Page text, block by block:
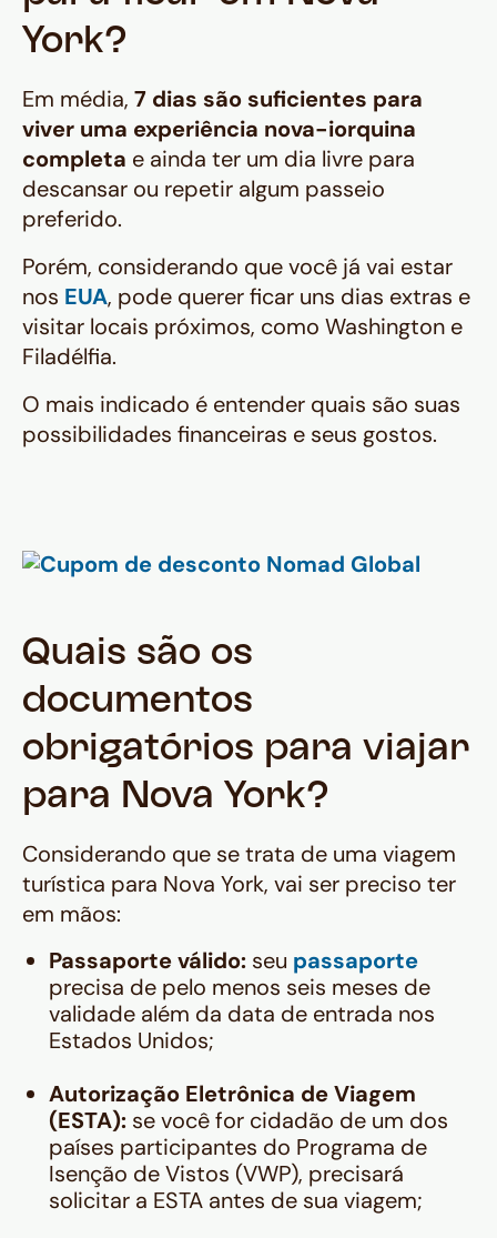
York?
Em média, 7 dias são suficientes para
viver uma experiência nova-iorquina
completa e ainda ter um dia livre para
descansar ou repetir algum passeio
preferido.
Porém, considerando que você já vai estar
nos EUA, pode querer ficar uns dias extras e
visitar locais próximos, como Washington e
Filadélfia.
O mais indicado é entender quais são suas
possibilidades financeiras e seus gostos.
Quais são os
documentos
obrigatórios para viajar
para Nova York?
Considerando que se trata de uma viagem
turística para Nova York, vai ser preciso ter
em mãos:
Passaporte válido: seu passaporte
precisa de pelo menos seis meses de
validade além da data de entrada nos
Estados Unidos;
Autorização Eletrônica de Viagem
(ESTA): se você for cidadão de um dos
países participantes do Programa de
Isenção de Vistos (VWP), precisará
solicitar a ESTA antes de sua viagem;